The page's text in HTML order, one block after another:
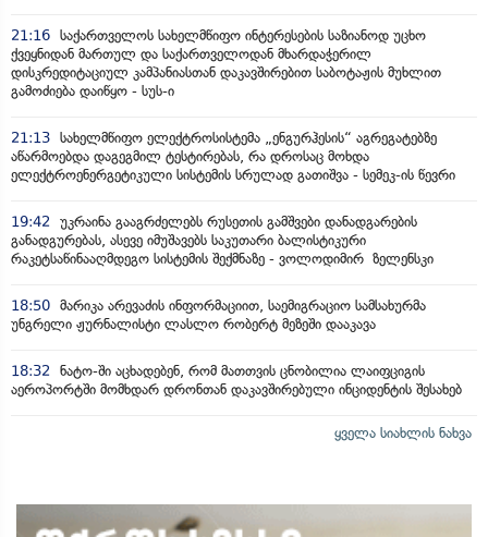
21:16 საქართველოს სახელმწიფო ინტერესების საზიანოდ უცხო
ქვეყნიდან მართულ და საქართველოდან მხარდაჭერილ
დისკრედიტაციულ კამპანიასთან დაკავშირებით საბოტაჟის მუხლით
გამოძიება დაიწყო - სუს-ი
21:13 სახელმწიფო ელექტროსისტემა „ენგურჰესის“ აგრეგატებზე
აწარმოებდა დაგეგმილ ტესტირებას, რა დროსაც მოხდა
ელექტროენერგეტიკული სისტემის სრულად გათიშვა - სემეკ-ის წევრი
19:42
უკრაინა გააგრძელებს რუსეთის გამშვები დანადგარების
განადგურებას, ასევე იმუშავებს საკუთარი ბალისტიკური
რაკეტსაწინააღმდეგო სისტემის შექმნაზე - ვოლოდიმირ ზელენსკი
18:50 მარიკა არევაძის ინფორმაციით, საემიგრაციო სამსახურმა
უნგრელი ჟურნალისტი ლასლო რობერტ მეზეში დააკავა
18:32
ნატო-ში აცხადებენ, რომ მათთვის ცნობილია ლაიფციგის
აეროპორტში მომხდარ დრონთან დაკავშირებული ინციდენტის შესახებ
ყველა სიახლის ნახვა